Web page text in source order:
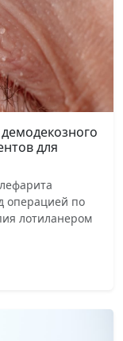
для
операцией по
лотиланером